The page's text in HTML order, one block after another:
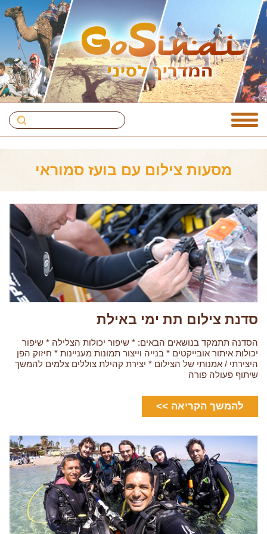
מסעות צילום עם בועז סמוראי
סדנת צילום תת ימי באילת
הסדנה תתמקד בנושאים הבאים: * שיפור יכולות הצלילה * שיפור
יכולות איתור אובייקטים * בנייה וייצור תמונות מעניינות * חיזוק הפן
היצירתי / אמנותי של הצילום * יצירת קהילת צוללים צלמים להמשך
שיתוף פעולה פורה
להמשך הקריאה >>